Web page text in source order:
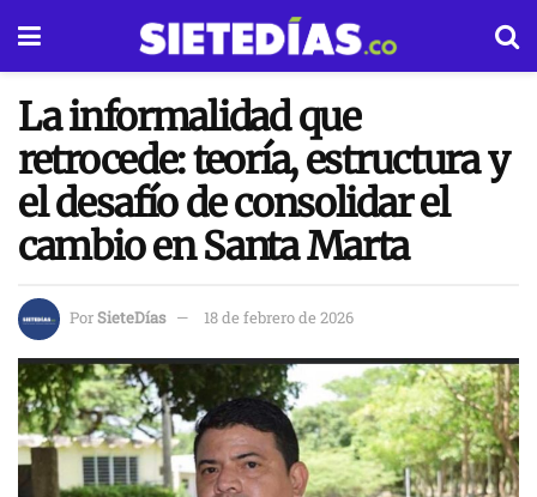
La informalidad que
retrocede: teoría, estructura y
el desafío de consolidar el
cambio en Santa Marta
PorSieteDías 18 de febrero de 2026